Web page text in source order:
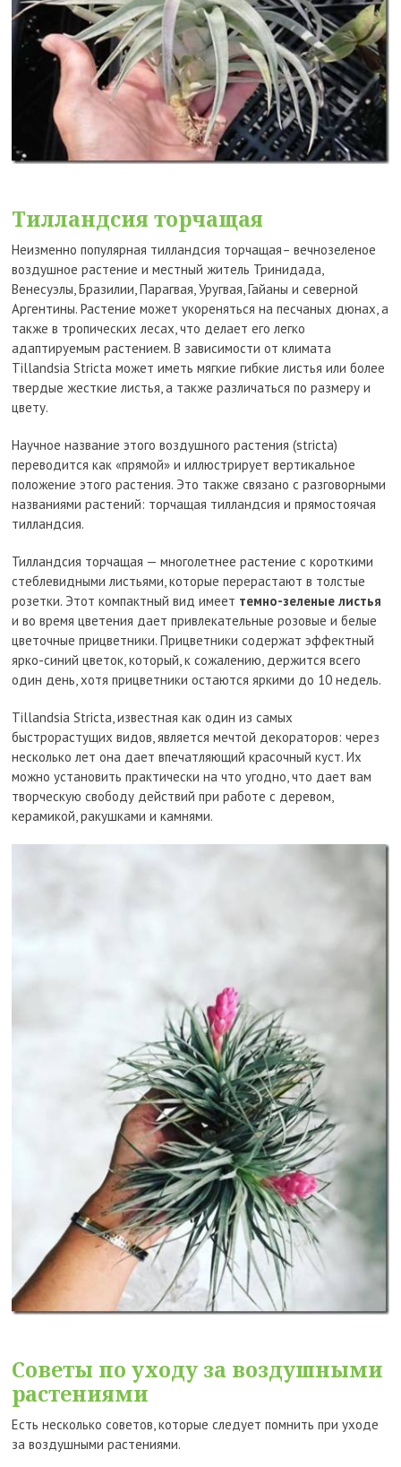
Тилландсия торчащая
Неизменно популярная тилландсия торчащая– вечнозеленое
воздушное растение и местный житель Тринидада,
Венесуэлы, Бразилии, Парагвая, Уругвая, Гайаны и северной
Аргентины. Растение может укореняться на песчаных дюнах, а
также в тропических лесах, что делает его легко
адаптируемым растением. В зависимости от климата
Tillandsia Stricta может иметь мягкие гибкие листья или более
твердые жесткие листья, а также различаться по размеру и
цвету.
Научное название этого воздушного растения (stricta)
переводится как «прямой» и иллюстрирует вертикальное
положение этого растения. Это также связано с разговорными
названиями растений: торчащая тилландсия и прямостоячая
тилландсия.
Тилландсия торчащая — многолетнее растение с короткими
стеблевидными листьями, которые перерастают в толстые
розетки. Этот компактный вид имеет темно-зеленые листья
и во время цветения дает привлекательные розовые и белые
цветочные прицветники. Прицветники содержат эффектный
ярко-синий цветок, который, к сожалению, держится всего
один день, хотя прицветники остаются яркими до 10 недель.
Tillandsia Stricta, известная как один из самых
быстрорастущих видов, является мечтой декораторов: через
несколько лет она дает впечатляющий красочный куст. Их
можно установить практически на что угодно, что дает вам
творческую свободу действий при работе с деревом,
керамикой, ракушками и камнями.
Советы по уходу за воздушными
растениями
Есть несколько советов, которые следует помнить при уходе
за воздушными растениями.